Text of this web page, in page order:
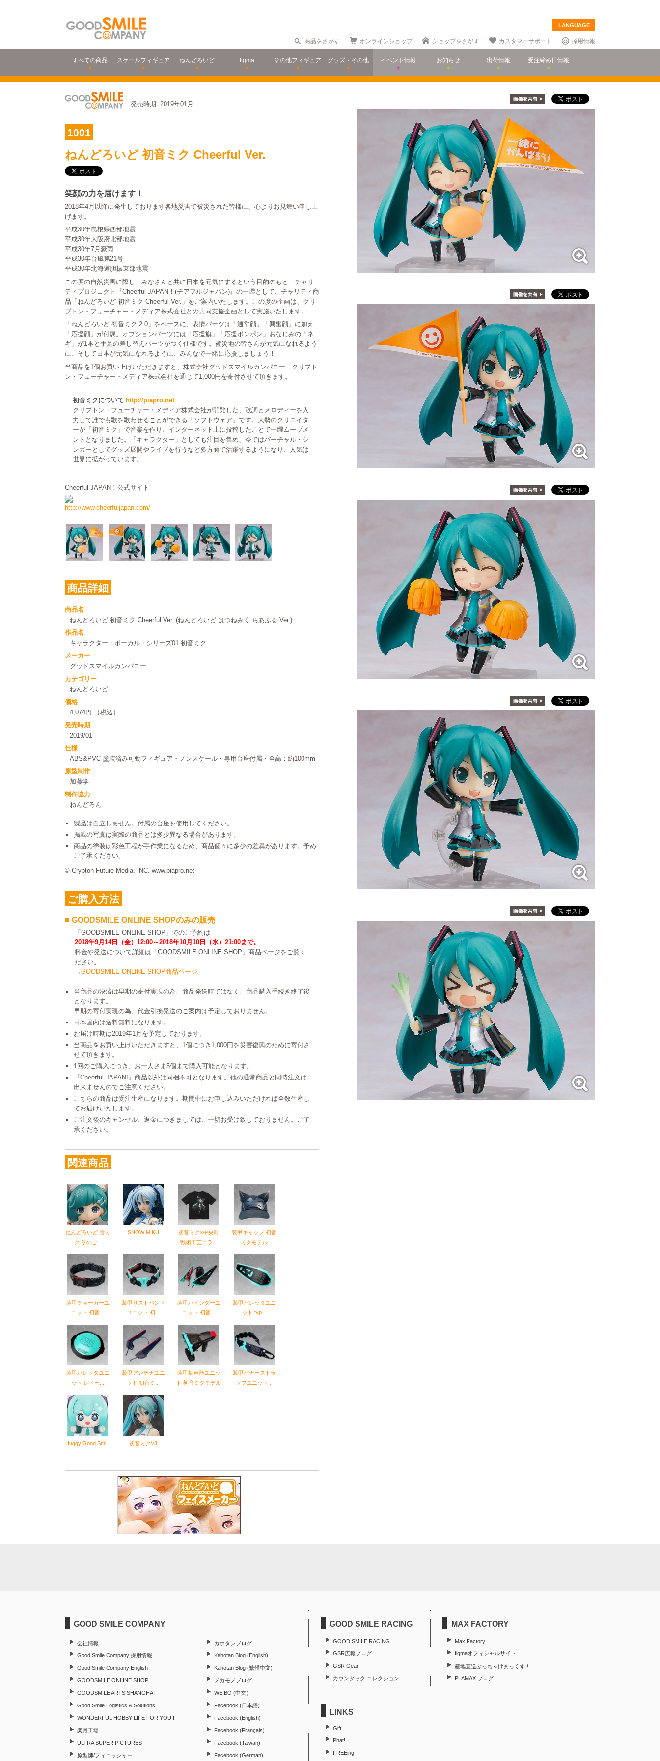
LANGUAGE
商品をさがす オンラインショップ ショップをさがす カスタマーサポート 採用情報
すべての商品 スケールフィギュア ねんどろいど figma その他フィギュア グッズ・その他 イベント情報 お知らせ 出荷情報 受注締め日情報
発売時期: 2019年01月
1001
ねんどろいど 初音ミク Cheerful Ver.
笑顔の力を届けます！
2018年4月以降に発生しております各地災害で被災された皆様に、心よりお見舞い申し上
げます。
平成30年島根県西部地震
平成30年大阪府北部地震
平成30年7月豪雨
平成30年台風第21号
平成30年北海道胆振東部地震
この度の自然災害に際し、みなさんと共に日本を元気にするという目的のもと、チャリ
ティプロジェクト『Cheerful JAPAN！(チアフルジャパン)』の一環として、チャリティ商
品「ねんどろいど 初音ミク Cheerful Ver.」をご案内いたします。この度の企画は、クリ
プトン・フューチャー・メディア株式会社との共同支援企画として実施いたします。
「ねんどろいど 初音ミク 2.0」をベースに、表情パーツは「通常顔」「興奮顔」に加え
「応援顔」が付属。オプションパーツには「応援旗」「応援ポンポン」おなじみの「ネ
ギ」が1本と手足の差し替えパーツがつく仕様です。被災地の皆さんが元気になれるよう
に、そして日本が元気になれるように、みんなで一緒に応援しましょう！
当商品を1個お買い上げいただきますと、株式会社グッドスマイルカンパニー、クリプト
ン・フューチャー・メディア株式会社を通じて1,000円を寄付させて頂きます。
初音ミクについて http://piapro.net
クリプトン・フューチャー・メディア株式会社が開発した、歌詞とメロディーを入
力して誰でも歌を歌わせることができる「ソフトウェア」です。大勢のクリエイタ
ーが「初音ミク」で音楽を作り、インターネット上に投稿したことで一躍ムーブメ
ントとなりました。「キャラクター」としても注目を集め、今ではバーチャル・シ
ンガーとしてグッズ展開やライブを行うなど多方面で活躍するようになり、人気は
世界に拡がっています。
Cheerful JAPAN！公式サイト
http://www.cheerfuljapan.com/
商品詳細
商品名
ねんどろいど 初音ミク Cheerful Ver. (ねんどろいど はつねみく ちあふる Ver.)
作品名
キャラクター・ボーカル・シリーズ01 初音ミク
メーカー
グッドスマイルカンパニー
カテゴリー
ねんどろいど
価格
4,074円 （税込）
発売時期
2019/01
仕様
ABS&PVC 塗装済み可動フィギュア・ノンスケール・専用台座付属・全高：約100mm
原型制作
加藤学
制作協力
ねんどろん
製品は自立しません。付属の台座を使用してください。
掲載の写真は実際の商品とは多少異なる場合があります。
商品の塗装は彩色工程が手作業になるため、商品個々に多少の差異があります。予め
ご了承ください。
© Crypton Future Media, INC. www.piapro.net
ご購入方法
■ GOODSMILE ONLINE SHOPのみの販売
「GOODSMILE ONLINE SHOP」でのご予約は
2018年9月14日（金）12:00～2018年10月10日（水）21:00まで。
料金や発送について詳細は「GOODSMILE ONLINE SHOP」商品ページをご覧く
ださい。
→GOODSMILE ONLINE SHOP商品ページ
当商品の決済は早期の寄付実現の為、商品発送時ではなく、商品購入手続き終了後
となります。
早期の寄付実現の為、代金引換発送のご案内は予定しておりません。
日本国内は送料無料になります。
お届け時期は2019年1月を予定しております。
当商品をお買い上げいただきますと、1個につき1,000円を災害復興のために寄付さ
せて頂きます。
1回のご購入につき、お一人さま5個まで購入可能となります。
『Cheerful JAPAN!』商品以外は同梱不可となります。他の通常商品と同時注文は
出来ませんのでご注意ください。
こちらの商品は受注生産になります。期間中にお申し込みいただければ全数生産し
てお届けいたします。
ご注文後のキャンセル、返金につきましては、一切お受け致しておりません。ご了
承ください。
関連商品
ねんどろいど 雪ミ
ク 冬のご...
SNOW MIKU
初音ミク×中央町
戦術工芸コラ...
装甲キャップ 初音
ミクモデル
装甲チョーカーユ
ニット 初音...
装甲リストバンド
ユニット 初...
装甲バインダーユ
ニット 初音...
装甲バレッタユニ
ット typ...
装甲バレッタユニ
ット レドー...
装甲アンテナユニ
ット 初音ミ...
装甲拡声器ユニッ
ト 初音ミクモデル
装甲バナーストラ
ップユニット...
Huggy Good Smi... 初音ミクV3
GOOD SMILE COMPANY
会社情報
Good Smile Company 採用情報
Good Smile Company English
GOODSMILE ONLINE SHOP
GOODSMILE ARTS SHANGHAI
Good Smile Logistics & Solutions
WONDERFUL HOBBY LIFE FOR YOU!!
楽月工場
ULTRA SUPER PICTURES
原型師/フィニッシャー
カホタンブログ
Kahotan Blog (English)
Kahotan Blog (繁體中文)
メカモノブログ
WEIBO (中文）
Facebook (日本語)
Facebook (English)
Facebook (Français)
Facebook (Taiwan)
Facebook (German)
GOOD SMILE RACING
GOOD SMILE RACING
GSR広報ブログ
GSR Gear
カウンタック コレクション
MAX FACTORY
Max Factory
figmaオフィシャルサイト
産地直送ぶっちゃけまっくす！
PLAMAX ブログ
LINKS
Gift
Phat!
FREEing